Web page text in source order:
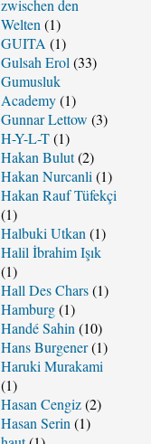
zwischen den
Welten (1)
GUITA (1)
Gulsah Erol (33)
Gumusluk
Academy(1)
Gunnar Lettow (3)
H-Y-L-T(1)
Hakan Bulut(2)
Hakan Nurcanli (1)
Hakan Rauf Tüfekçi
(1)
Halbuki Utkan (1)
Halil İbrahim Işık
(1)
Hall Des Chars(1)
Hamburg(1)
Handé Sahin (10)
Hans Burgener(1)
Haruki Murakami
(1)
Hasan Cengiz(2)
Hasan Serin (1)